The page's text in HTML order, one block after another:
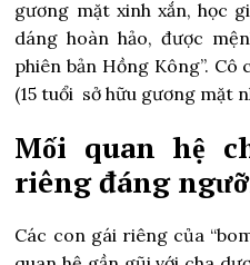
gương mặt xinh xắn, học
dáng hoàn hảo, được
phiên bản Hồng Kông”.
(15 tuổi sở hữu gương mặt
Mối quan hệ
riêng đáng
Các con gái riêng của